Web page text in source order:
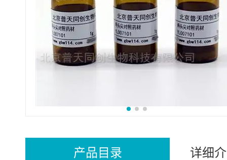
产品目录 详细